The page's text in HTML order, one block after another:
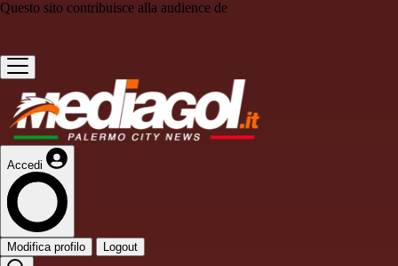
Questo sito contribuisce alla audience de
Accedi
Modifica profilo Logout